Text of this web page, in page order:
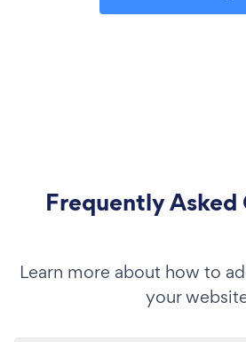
Frequently Asked
Learn more about how to
your